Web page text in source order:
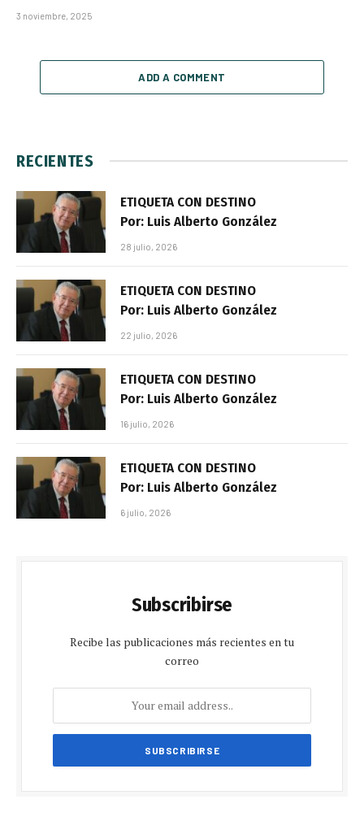
3 noviembre, 2025
ADD A COMMENT
RECIENTES
ETIQUETA CON DESTINO
Por: Luis Alberto González
28 julio, 2026
ETIQUETA CON DESTINO
Por: Luis Alberto González
22 julio, 2026
ETIQUETA CON DESTINO
Por: Luis Alberto González
16 julio, 2026
ETIQUETA CON DESTINO
Por: Luis Alberto González
6 julio, 2026
Subscribirse
Recibe las publicaciones más recientes en tu
correo